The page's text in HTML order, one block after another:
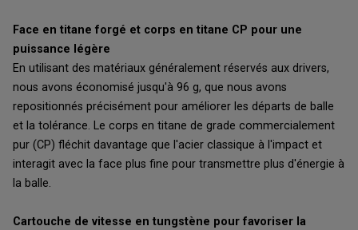
Face en titane forgé et corps en titane CP pour une
puissance légère
En utilisant des matériaux généralement réservés aux drivers,
nous avons économisé jusqu'à 96 g, que nous avons
repositionnés précisément pour améliorer les départs de balle
et la tolérance. Le corps en titane de grade commercialement
pur (CP) fléchit davantage que l'acier classique à l'impact et
interagit avec la face plus fine pour transmettre plus d'énergie à
la balle.
Cartouche de vitesse en tungstène pour favoriser la